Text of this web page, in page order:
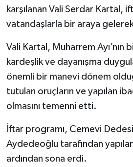
karşılanan Vali Serdar Kartal,
vatandaşlarla bir araya
Vali Kartal, Muharrem Ayı’nın
kardeşlik ve dayanışma
önemli bir manevi dönem
tutulan oruçların ve yapılan
olmasını temenni etti.
İftar programı, Cemevi
Aydedeoğlu tarafından
ardından sona erdi.